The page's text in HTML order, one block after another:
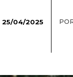
25/04/2025